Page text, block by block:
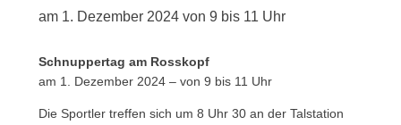
am 1. Dezember 2024 von 9 bis 11 Uhr
Schnuppertag am Rosskopf
am 1. Dezember 2024 – von 9 bis 11 Uhr
Die Sportler treffen sich um 8 Uhr 30 an der Talstation